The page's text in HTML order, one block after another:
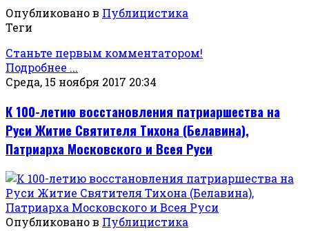
Опубликовано в Публицистика
Теги
Станьте первым комментатором!
Подробнее ...
Среда, 15 ноября 2017 20:34
К 100-летию восстановления патриаршества на
Руси Житие Святителя Тихона (Белавина),
Патриарха Московского и Всея Руси
Опубликовано в Публицистика